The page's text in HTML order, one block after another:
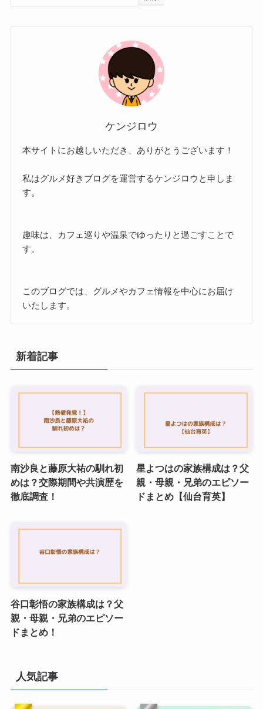
ケンジロウ
本サイトにお越しいただき、ありがとうございます！
私はグルメ好きブログを運営するケンジロウと申しま
す。
趣味は、カフェ巡りや温泉でゆったりと過ごすことで
す。
このブログでは、グルメやカフェ情報を中心にお届け
いたします。
新着記事
南沙良と藤原大祐の馴れ初
めは？交際期間や共演歴を
徹底調査！
星よつはの家族構成は？父
親・母親・兄弟のエピソー
ドまとめ【仙台育英】
谷口彰悟の家族構成は？父
親・母親・兄弟のエピソー
ドまとめ！
人気記事